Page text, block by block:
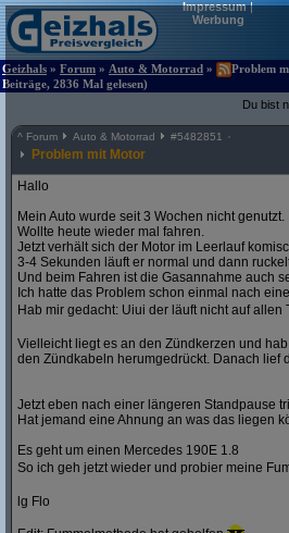
Impressum|
Werbung
Geizhals » Forum » Auto & Motorrad »
Problem
Beiträge, 2836 Mal gelesen)
Du bist
^ Forum Auto & Motorrad #5482851
Problem mit Motor
Hallo
Mein Auto wurde seit 3 Wochen nicht genutzt.
Wollte heute wieder mal fahren.
Jetzt verhält sich der Motor im Leerlauf
3-4 Sekunden läuft er normal und dann
Und beim Fahren ist die Gasannahme auch
Ich hatte das Problem schon einmal nach
Hab mir gedacht: Uiui der läuft nicht auf allen
Vielleicht liegt es an den Zündkerzen und
den Zündkabeln herumgedrückt. Danach lief
Jetzt eben nach einer längeren Standpause
Hat jemand eine Ahnung an was das liegen
Es geht um einen Mercedes 190E 1.8
So ich geh jetzt wieder und probier meine
lg Flo